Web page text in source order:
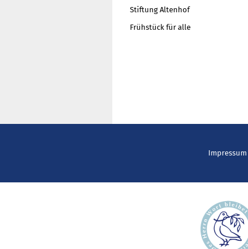
Stiftung Altenhof
Frühstück für alle
Impressum